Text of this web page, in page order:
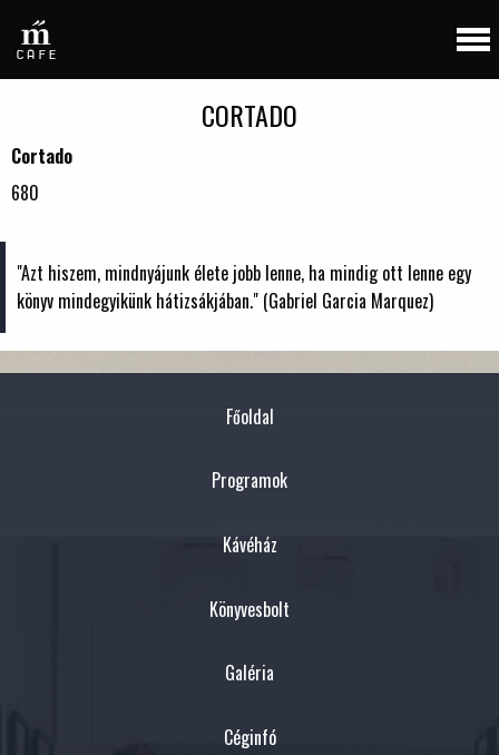
CORTADO
Cortado
680
"Azt hiszem, mindnyájunk élete jobb lenne, ha mindig ott lenne egy
könyv mindegyikünk hátizsákjában." (Gabriel Garcia Marquez)
Főoldal
Programok
Kávéház
Könyvesbolt
Galéria
Céginfó